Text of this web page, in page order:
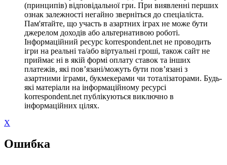
(принципів) відповідальної гри. При виявленні перших
ознак залежності негайно зверніться до спеціаліста.
Пам'ятайте, що участь в азартних іграх не може бути
джерелом доходів або альтернативою роботі.
Інформаційний ресурс korrespondent.net не проводить
ігри на реальні та/або віртуальні гроші, також сайт не
приймає ні в якій формі оплату ставок та інших
платежів, які пов’язані/можуть бути пов’язані з
азартними іграми, букмекерами чи тоталізаторами. Будь-
які матеріали на інформаційному ресурсі
korrespondent.net публікуються виключно в
інформаційних цілях.
X
Ошибка